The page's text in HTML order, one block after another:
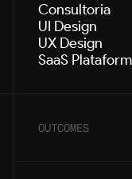
Consultoria
UI Design
UX Design
SaaS
OUTCOMES